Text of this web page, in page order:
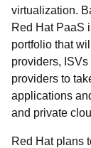
virtualization.
Red Hat PaaS
portfolio that
providers,
providers to
applications
and private
Red Hat plans